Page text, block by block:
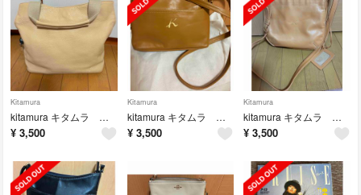
Kitamura
kitamura キタムラ トートバッグ
¥ 3,500
Kitamura
kitamura キタムラ ベージュ ポシェット ショルダー
¥ 3,500
Kitamura
kitamura キタムラ ショルダー エルメス調カラー
¥ 3,500